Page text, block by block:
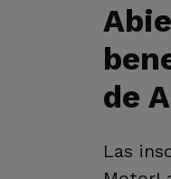
de
Las